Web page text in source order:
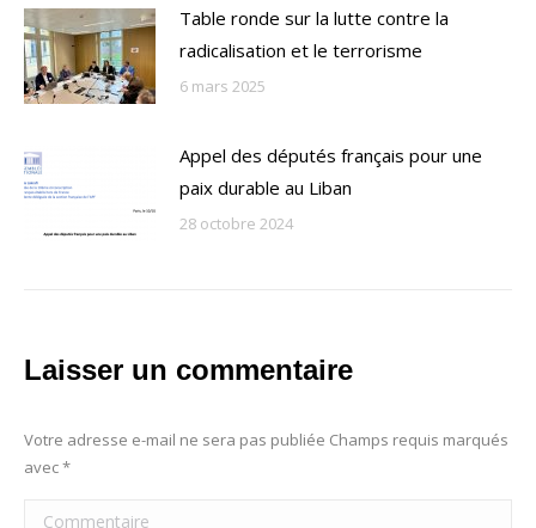
Table ronde sur la lutte contre la
radicalisation et le terrorisme
6 mars 2025
Appel des députés français pour une
paix durable au Liban
28 octobre 2024
Laisser un commentaire
Votre adresse e-mail ne sera pas publiée Champs requis marqués
avec*
Commentaire